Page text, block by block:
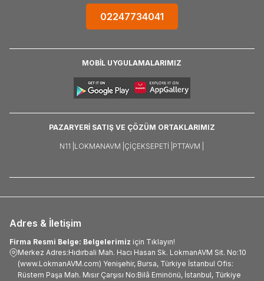
02247734041
MOBİL UYGULAMALARIMIZ
PAZARYERİ SATIŞ VE ÇÖZÜM ORTAKLARIMIZ
N11 | LOKMANAVM | ÇIÇEKSEPETI | PTTAVM |
Adres & İletişim
Firma Resmi Belge: Belgelerimiz için Tıklayın!
Merkez Adres:Hıdırbali Mah. Hacı Hasan Sk. LokmanAVM Sit. No:10
(www.LokmanAVM.com) Yenişehir, Bursa, Türkiye İstanbul Ofis:
Rüstem Paşa Mah. Mısır Çarşısı No:Bilâ Eminönü, İstanbul, Türkiye